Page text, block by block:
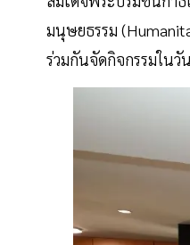
มนุษยธรรม
ร่วมกันจัดกิจกรรมใน